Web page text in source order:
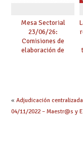
Mesa Sectorial
23/06/26:
Comisiones de
elaboración de
« Adjudicación centralizada
04/11/2022 – Maestr@s y